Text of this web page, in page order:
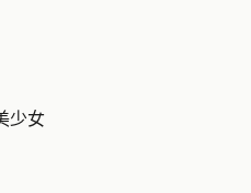
少女